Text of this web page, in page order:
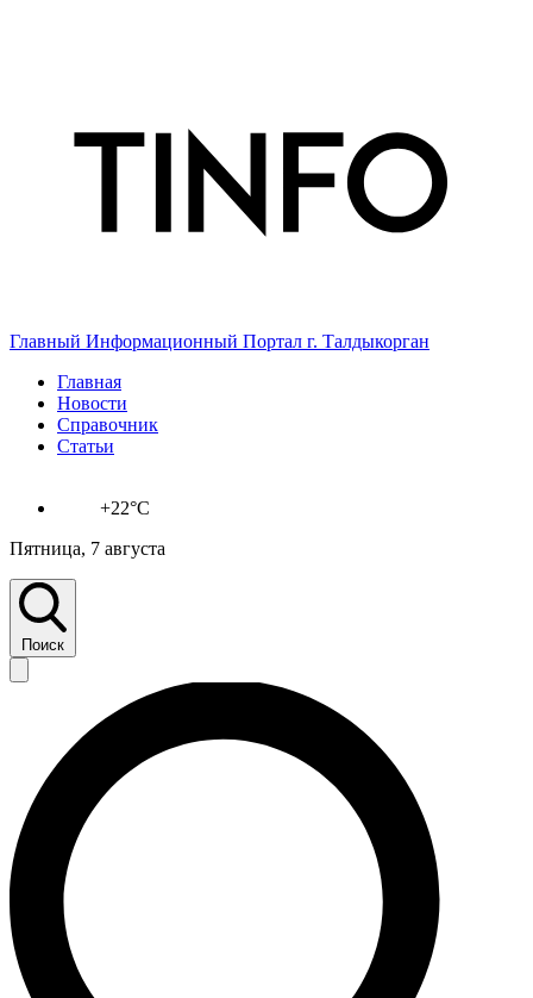
Главный Информационный Портал г. Талдыкорган
Главная
Новости
Справочник
Статьи
+22°C
Пятница, 7 августа
Поиск